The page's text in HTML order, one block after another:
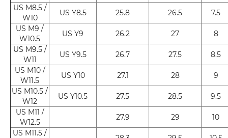
US M8.5 /
W10
US Y8.5 25.8 26.5
7.5
US M9 /
W10.5
US Y9 26.2 27
8
US M9.5 /
W11
US Y9.5 26.7 27.5
8.5
US M10 /
W11.5
US Y10 27.1 28
9
US M10.5 /
W12
US Y10.5 27.5 28.5
9.5
US M11 /
W12.5
27.9 29
10
US M11.5 /